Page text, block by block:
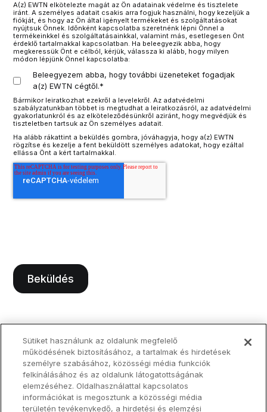
A(z) EWTN elkötelezte magát az Ön adatainak védelme és tisztelete
iránt. A személyes adatait csakis arra fogjuk használni, hogy kezeljük a
fiókját, és hogy az Ön által igényelt termékeket és szolgáltatásokat
nyújtsuk Önnek. Időnként kapcsolatba szeretnénk lépni Önnel a
termékeinkkel és szolgáltatásainkkal, valamint más, esetlegesen Önt
érdeklő tartalmakkal kapcsolatban. Ha beleegyezik abba, hogy
megkeressük Önt e célból, kérjük, válassza ki alább, hogy milyen
módon lépjünk Önnel kapcsolatba:
Beleegyezem abba, hogy további üzeneteket fogadjak
a(z) EWTN cégtől.*
Bármikor leiratkozhat ezekről a levelekről. Az adatvédelmi
szabályzatunkban többet is megtudhat a leiratkozásról, az adatvédelmi
gyakorlatunkról és az elköteleződésünkről aziránt, hogy megvédjük és
tiszteletben tartsuk az Ön személyes adatait.
Ha alább rákattint a beküldés gombra, jóváhagyja, hogy a(z) EWTN
rögzítse és kezelje a fent beküldött személyes adatokat, hogy ezáltal
ellássa Önt a kért tartalmakkal.
Sütiket használunk az oldalunk megfelelő
működésének biztosításához, a tartalmak és hirdetések
személyre szabásához, közösségi média funkciók
felkínálásához és az oldalunk látogatottságának
elemzéséhez. Oldalhasználattal kapcsolatos
információkat is megosztunk a közösségi média
területén tevékenykedő, a hirdetési és elemzési